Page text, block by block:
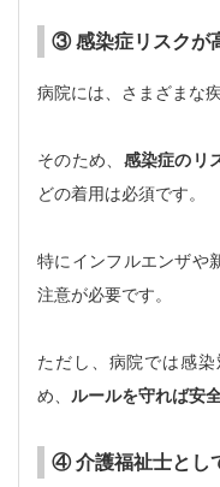
③ 感染症リスクが
病院には、さまざまな
そのため、 感染症のリ
どの着用は必須です。
特にインフルエンザや
注意が必要です。
ただし、病院では感
め、 ルールを守れば安
④ 介護福祉士とし